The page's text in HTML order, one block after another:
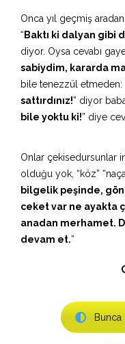
Onca yıl geçmiş
“ Baktı ki dalyan gibi
diyor. Oysa cevabı
sabiydim, kararda
bile tenezzül etmeden:
sattırdınız!” diyor
bile yoktu ki!” diye
Onlar çekisedursunlar
olduğu yok, “köz”
bilgelik peşinde,
ceket var ne ayakta
anadan merhamet.
devam et.”